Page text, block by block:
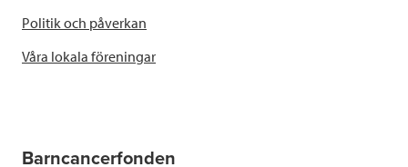
Politik och påverkan
Våra lokala föreningar
Barncancerfonden